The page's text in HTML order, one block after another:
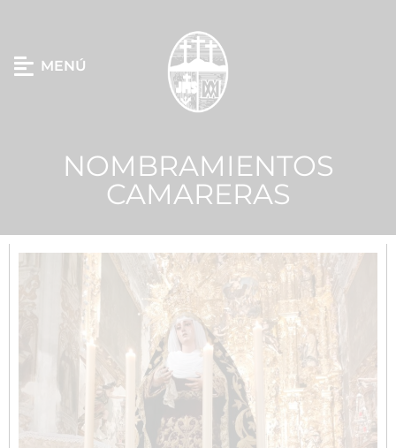
MENÚ
NOMBRAMIENTOS
CAMARERAS